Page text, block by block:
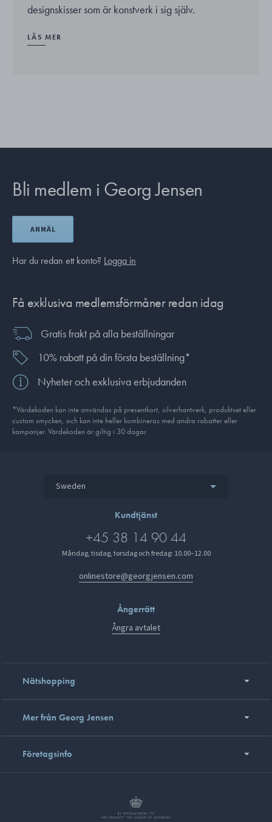
designskisser som är konstverk i sig själv.
LÄS MER
Bli medlem i Georg Jensen
ANMÄL
Har du redan ett konto? Logga in
Få exklusiva medlemsförmåner redan idag
Gratis frakt på alla beställningar
10% rabatt på din första beställning*
Nyheter och exklusiva erbjudanden
*Värdekoden kan inte användas på presentkort, silverhantverk, produkt­set eller
custom smycken, och kan inte heller kombineras med andra rabatter eller
kampanjer. Värdekoden är giltig i 30 dagar.
Sweden
Kundtjänst
+45 38 14 90 44
Måndag, tisdag, torsdag och fredag: 10.00–12.00
onlinestore@georgjensen.com
Ångerrätt
Ångra avtalet
Nätshopping
Mer från Georg Jensen
Företagsinfo